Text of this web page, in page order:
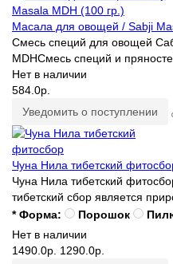
Масала для овощей / Sabji
Cмесь специй для овощей
MDHСмесь специй и
Нет в наличии
584.0р.
Уведомить о поступлении
Чуна Нила тибетский
Чуна Нила тибетский
тибетский сбор является
* Форма:
Порошок
Нет в наличии
1490.0р. 1290.0р.